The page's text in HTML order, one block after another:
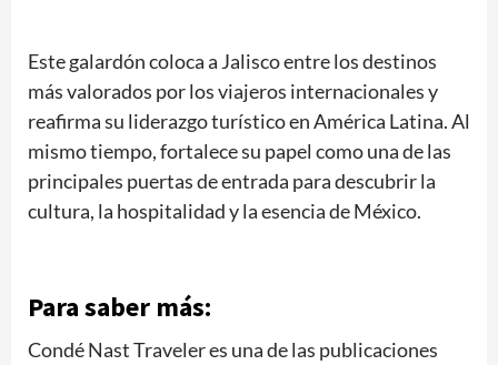
Este galardón coloca a Jalisco entre los destinos
más valorados por los viajeros internacionales y
reafirma su liderazgo turístico en América Latina. Al
mismo tiempo, fortalece su papel como una de las
principales puertas de entrada para descubrir la
cultura, la hospitalidad y la esencia de México.
Para saber más:
Condé Nast Traveler es una de las publicaciones